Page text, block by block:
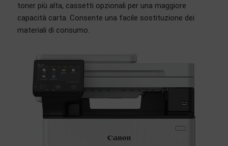
toner più alta, cassetti opzionali per una maggiore
capacità carta. Consente una facile sostituzione dei
materiali di consumo.